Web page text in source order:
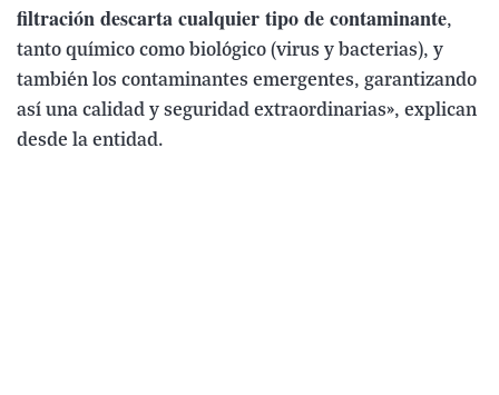
filtración descarta cualquier tipo de contaminante,
tanto químico como biológico (virus y bacterias), y
también los contaminantes emergentes, garantizando
así una calidad y seguridad extraordinarias», explican
desde la entidad.